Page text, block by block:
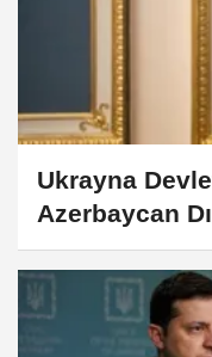
Ukrayna
Azerbaycan
Bayramov ile